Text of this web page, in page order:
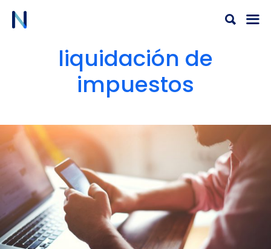
liquidación de
impuestos